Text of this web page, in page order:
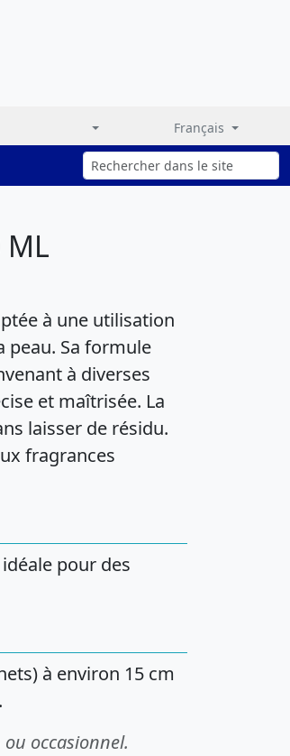
Français
ML
à une utilisation
peau. Sa formule
à diverses
et maîtrisée. La
laisser de résidu.
fragrances
pour des
à environ 15 cm
occasionnel.